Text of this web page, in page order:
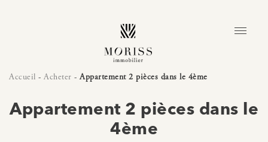
Accueil - Acheter -Appartement 2 pièces dans le 4ème
Appartement 2 pièces dans le
4ème